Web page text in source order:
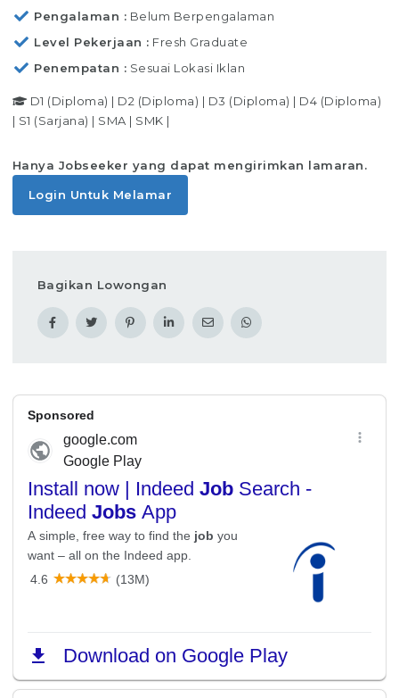
Pengalaman
Belum Berpengalaman
Level Pekerjaan
Fresh Graduate
Penempatan
Sesuai Lokasi Iklan
D1 (Diploma) | D2 (Diploma) | D3 (Diploma) | D4 (Diploma)
| S1 (Sarjana) | SMA | SMK |
Hanya Jobseeker yang dapat mengirimkan lamaran.
Login Untuk Melamar
Bagikan Lowongan